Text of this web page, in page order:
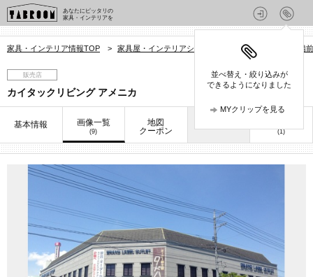
あなたにピッタリの
家具・インテリアを
並べ替え・絞り込みが
できるようになりました
MYクリップを見る
家具・インテリア情報TOP > 家具屋・インテリアショップを探す > 備
販売店
カイタックリビング アメニカ
基本情報 画像一覧
(9)
地図
クーポン
(1)